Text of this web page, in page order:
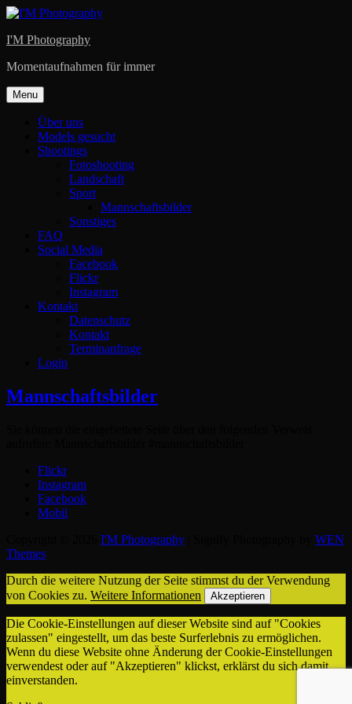
Skip
content
I'M Photography
Momentaufnahmen für immer
Menu
Über uns
Models gesucht
Shootings
Fotoshooting
Landschaft
Sport
Mannschaftsbilder
Sonstiges
FAQ
Social Media
Facebook
Flickr
Instagram
Kontakt
Datenschutz
Kontakt
Terminanfrage
Login
Mannschaftsbilder
Flickr
Instagram
Facebook
Mobil
I'M Photography
WEN
Themes
Durch die weitere Nutzung der Seite stimmst du der Verwendung
von Cookies zu. Weitere Informationen Akzeptieren
Die Cookie-Einstellungen auf dieser Website sind auf "Cookies
zulassen" eingestellt, um das beste Surferlebnis zu ermöglichen.
Wenn du diese Website ohne Änderung der Cookie-Einstellungen
verwendest oder auf "Akzeptieren" klickst, erklärst du sich damit
einverstanden.